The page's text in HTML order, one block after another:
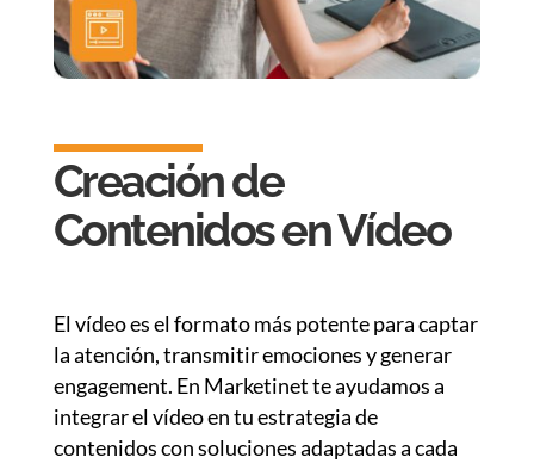
Creación de
Contenidos en Vídeo
El vídeo es el formato más potente para captar
la atención, transmitir emociones y generar
engagement. En Marketinet te ayudamos a
integrar el vídeo en tu estrategia de
contenidos con soluciones adaptadas a cada